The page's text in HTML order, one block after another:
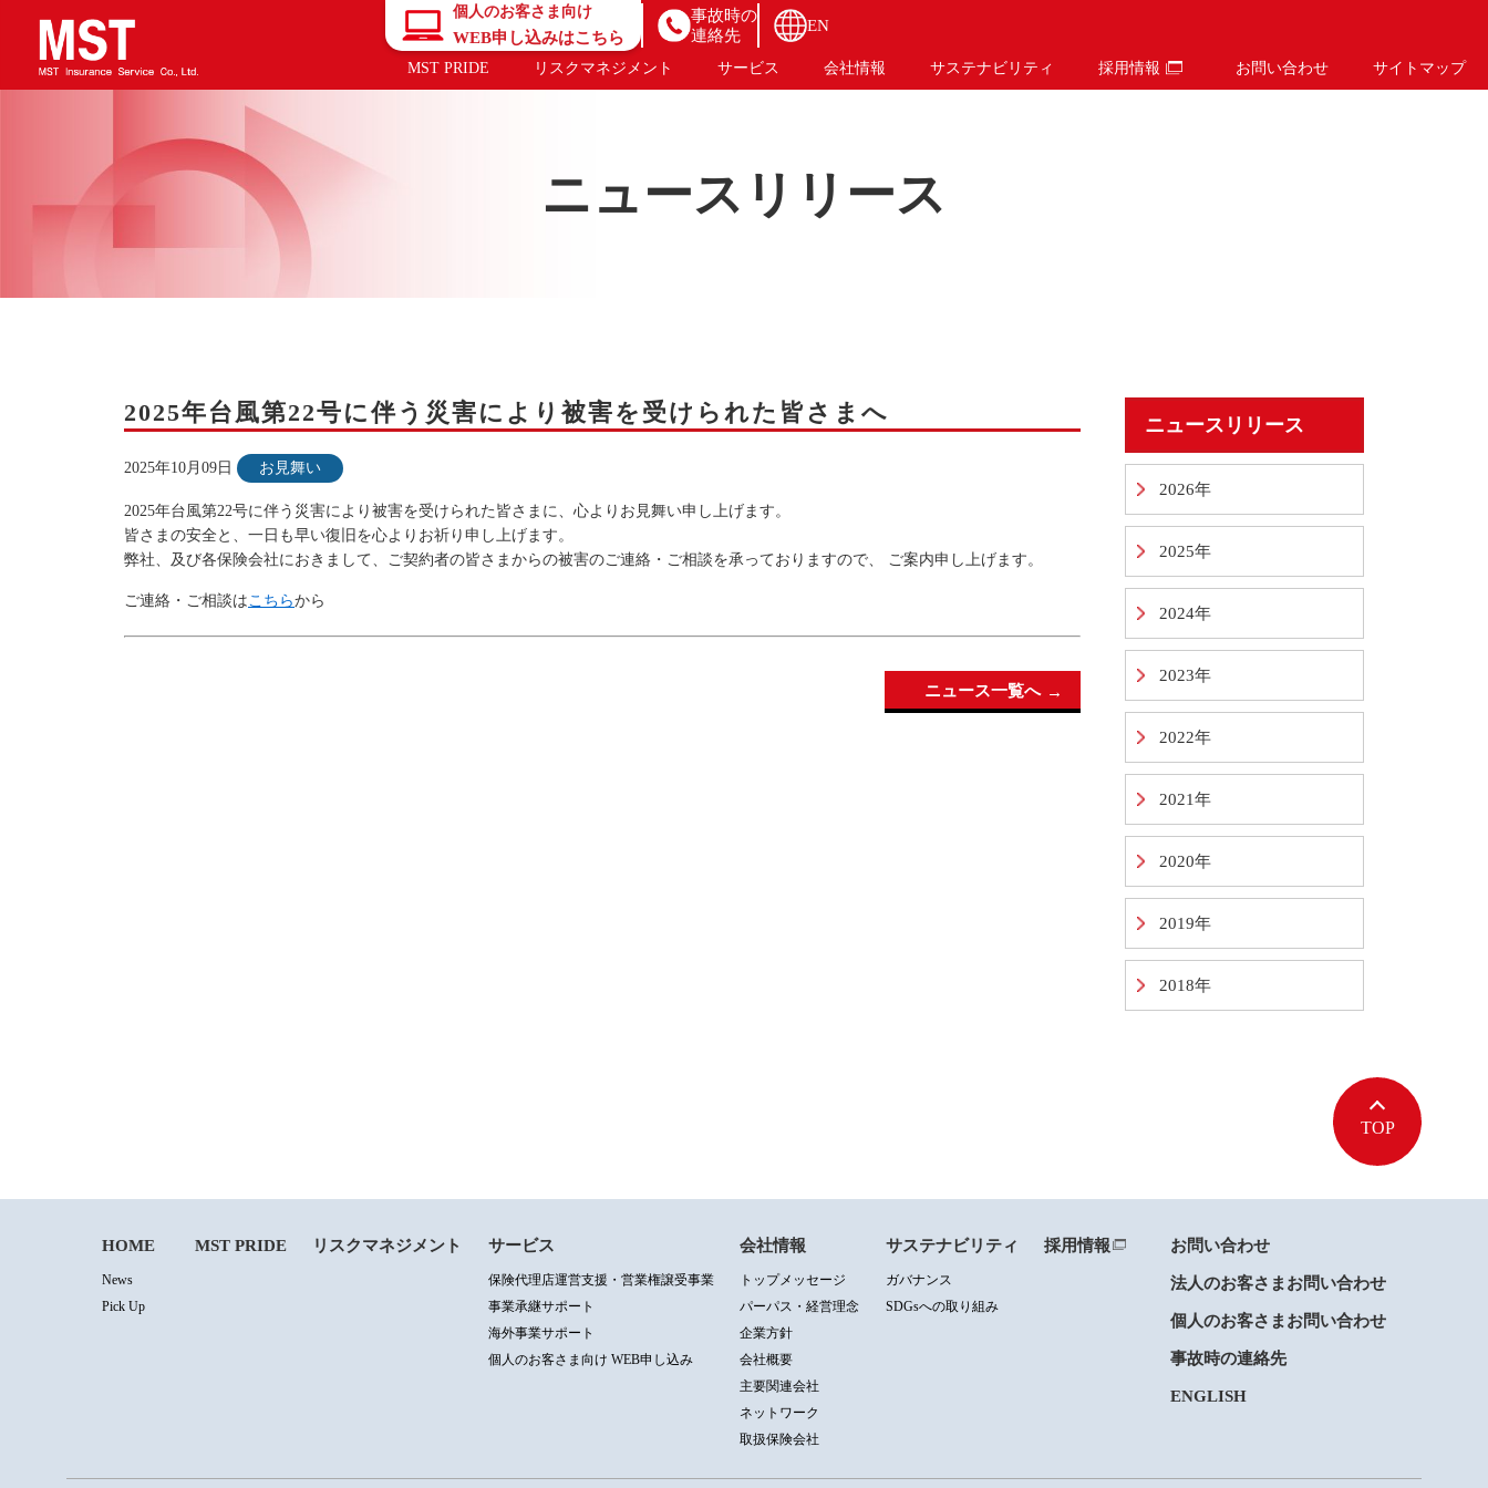
個人のお客さま向け
WEB申し込みはこちら
事故時の
連絡先
EN
MST PRIDE リスクマネジメント サービス 会社情報 サステナビリティ 採用情報 お問い合わせ サイトマップ
ニュースリリース
2025年台風第22号に伴う災害により被害を受けられた皆さまへ
2025年10月09日 お見舞い
2025年台風第22号に伴う災害により被害を受けられた皆さまに、心よりお見舞い申し上げます。
皆さまの安全と、一日も早い復旧を心よりお祈り申し上げます。
弊社、及び各保険会社におきまして、ご契約者の皆さまからの被害のご連絡・ご相談を承っておりますので、 ご案内申し上げます。
ご連絡・ご相談はこちらから
ニュース一覧へ
ニュースリリース
2026年
2025年
2024年
2023年
2022年
2021年
2020年
2019年
2018年
TOP
HOME
News
Pick Up
MST PRIDE リスクマネジメント サービス
保険代理店運営支援・営業権譲受事業
事業承継サポート
海外事業サポート
個人のお客さま向け WEB申し込み
会社情報
トップメッセージ
パーパス・経営理念
企業方針
会社概要
主要関連会社
ネットワーク
取扱保険会社
サステナビリティ
ガバナンス
SDGsへの取り組み
採用情報 お問い合わせ
法人のお客さまお問い合わせ
個人のお客さまお問い合わせ
事故時の連絡先
ENGLISH